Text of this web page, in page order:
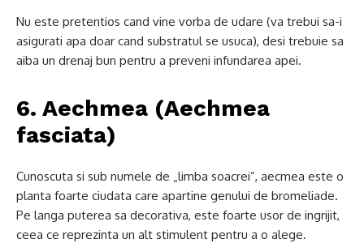
Nu este pretentios cand vine vorba de udare (va trebui sa-i
asigurati apa doar cand substratul se usuca), desi trebuie sa
aiba un drenaj bun pentru a preveni infundarea apei.
6. Aechmea (Aechmea
fasciata)
Cunoscuta si sub numele de „limba soacrei”, aecmea este o
planta foarte ciudata care apartine genului de bromeliade.
Pe langa puterea sa decorativa, este foarte usor de ingrijit,
ceea ce reprezinta un alt stimulent pentru a o alege.